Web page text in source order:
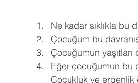
Ne kadar sıklıkla bu
Çocuğum bu
Çocuğumun
Eğer çocuğumun bu
Çocukluk ve ergenlik